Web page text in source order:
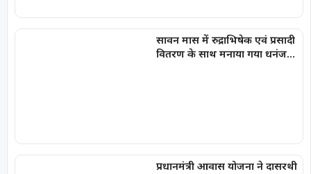
सावन मास में रुद्राभिषेक एवं प्रसादी
वितरण के साथ मनाया गया धनंजय
प्रधानमंत्री आवास योजना ने दासरथी